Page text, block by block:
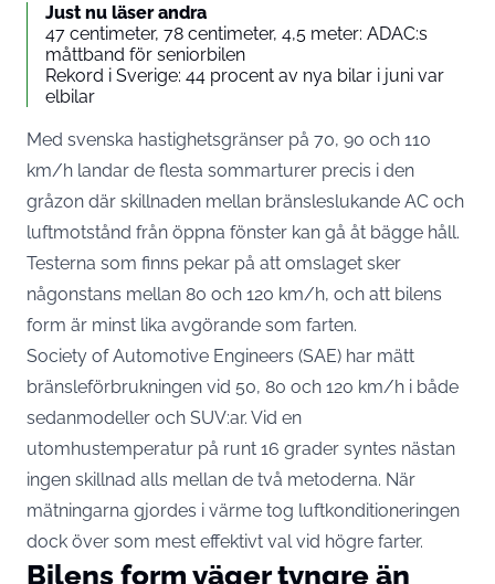
Just nu läser andra
47 centimeter, 78 centimeter, 4,5 meter: ADAC:s
måttband för seniorbilen
Rekord i Sverige: 44 procent av nya bilar i juni var
elbilar
Med svenska hastighetsgränser på 70, 90 och 110
km/h landar de flesta sommarturer precis i den
gråzon där skillnaden mellan bränsleslukande AC och
luftmotstånd från öppna fönster kan gå åt bägge håll.
Testerna som finns pekar på att omslaget sker
någonstans mellan 80 och 120 km/h, och att bilens
form är minst lika avgörande som farten.
Society of Automotive Engineers (SAE) har mätt
bränsleförbrukningen vid 50, 80 och 120 km/h i både
sedanmodeller och SUV:ar. Vid en
utomhustemperatur på runt 16 grader syntes nästan
ingen skillnad alls mellan de två metoderna. När
mätningarna gjordes i värme tog luftkonditioneringen
dock över som mest effektivt val vid högre farter.
Bilens form väger tyngre än